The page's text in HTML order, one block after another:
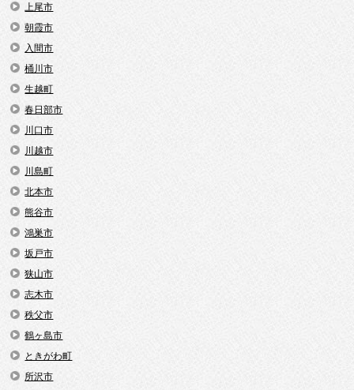
上尾市
朝霞市
入間市
桶川市
生越町
春日部市
川口市
川越市
川島町
北本市
熊谷市
鴻巣市
坂戸市
狭山市
志木市
秩父市
鶴ヶ島市
ときがわ町
所沢市